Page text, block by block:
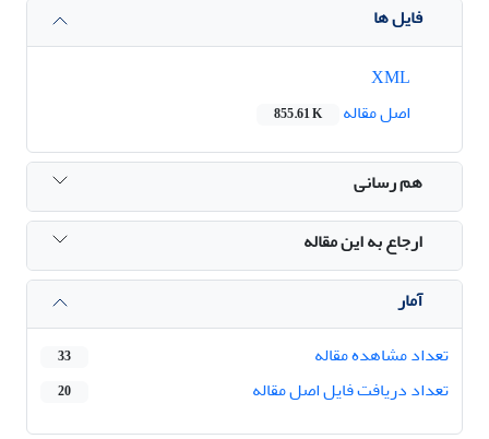
فایل ها
اصل مقاله
855.61 K
هم رسانی
ارجاع به این مقاله
آمار
تعداد مشاهده مقاله
33
تعداد دریافت فایل اصل مقاله 20